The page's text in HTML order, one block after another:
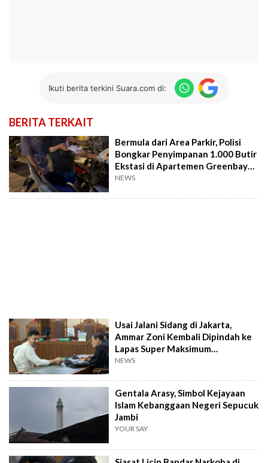
Ikuti berita terkini Suara.com di:
BERITA TERKAIT
Bermula dari Area Parkir, Polisi
Bongkar Penyimpanan 1.000 Butir
Ekstasi di Apartemen Greenbay
Jakut
NEWS
Usai Jalani Sidang di Jakarta,
Ammar Zoni Kembali Dipindah ke
Lapas Super Maksimum
Nusakambangan
NEWS
Gentala Arasy, Simbol Kejayaan
Islam Kebanggaan Negeri Sepucuk
Jambi
YOUR SAY